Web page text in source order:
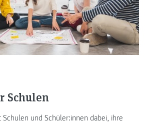
Schulen
und Schüler:innen dabei, ihre